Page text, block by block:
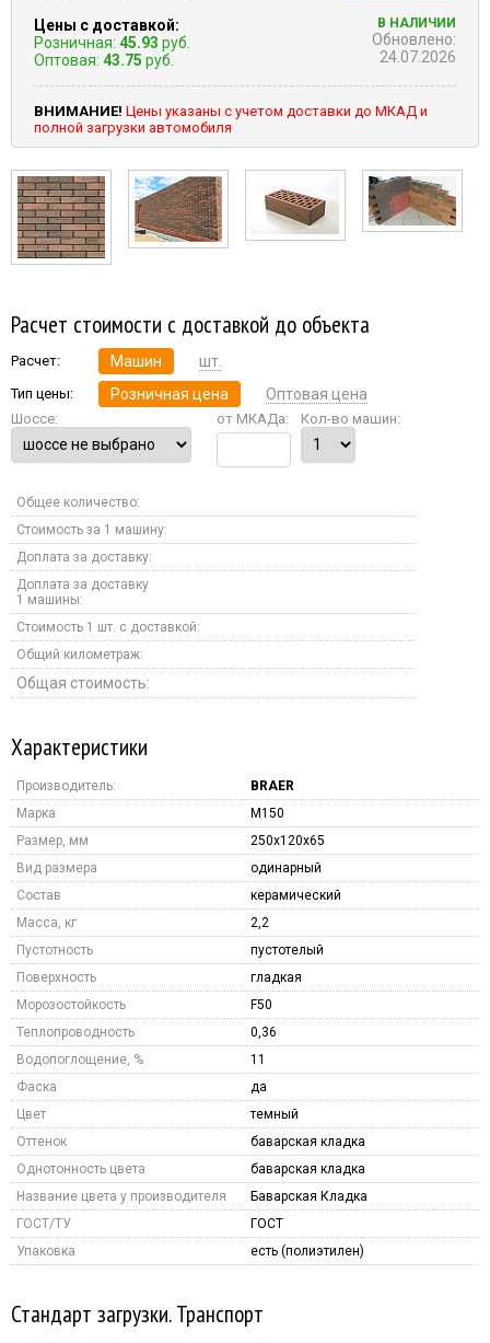
Цены с доставкой:
Розничная: 45.93 руб.
Оптовая: 43.75 руб.
В НАЛИЧИИ
Обновлено:
24.07.2026
ВНИМАНИЕ! Цены указаны с учетом доставки до МКАД и
полной загрузки автомобиля
Расчет стоимости с доставкой до объекта
Расчет: Машин шт.
Тип цены: Розничная цена Оптовая цена
Шоссе: от МКАДа: Кол-во машин:
Общее количество:
Стоимость за 1 машину:
Доплата за доставку:
Доплата за доставку
1 машины:
Стоимость 1 шт. с доставкой:
Общий километраж:
Общая стоимость:
Характеристики
Производитель:
BRAER
Марка
M150
Размер, мм
250x120x65
Вид размера
одинарный
Состав
керамический
Масса, кг
2,2
Пустотность
пустотелый
Поверхность
гладкая
Морозостойкость
F50
Теплопроводность
0,36
Водопоглощение, %
11
Фаска
да
Цвет
темный
Оттенок
баварская кладка
Однотонность цвета
баварская кладка
Название цвета у производителя
Баварская Кладка
ГОСТ/ТУ
ГОСТ
Упаковка
есть (полиэтилен)
Стандарт загрузки. Транспорт